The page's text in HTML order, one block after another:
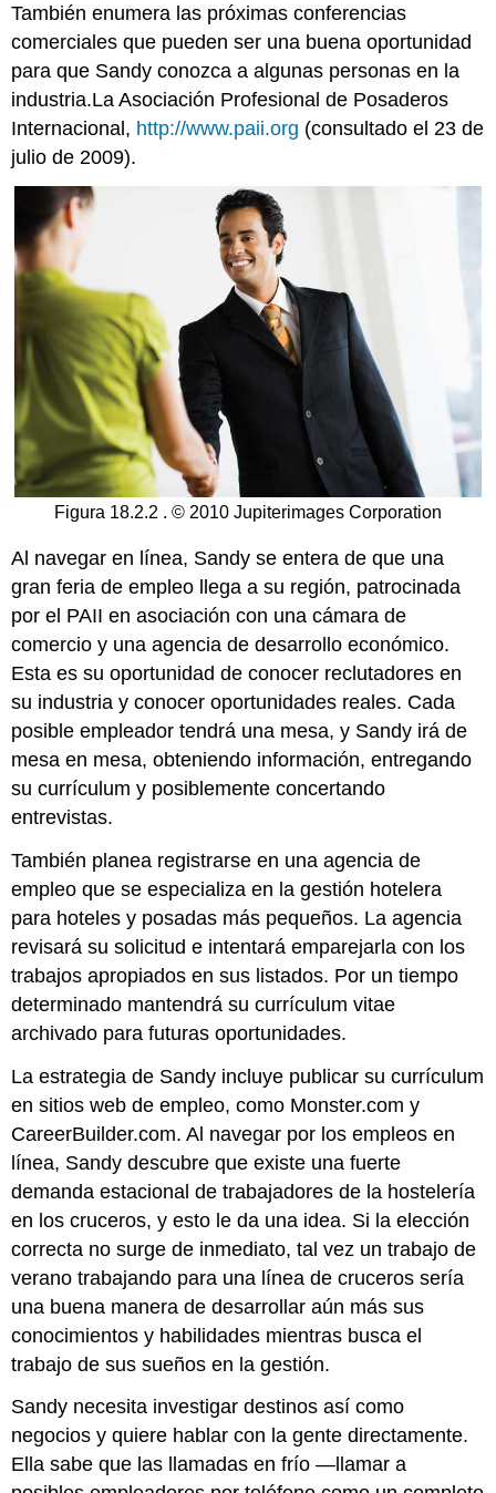
También enumera las próximas conferencias
comerciales que pueden ser una buena oportunidad
para que Sandy conozca a algunas personas en la
industria.La Asociación Profesional de Posaderos
Internacional, http://www.paii.org (consultado el 23 de
julio de 2009).
Figura 18.2.2 . © 2010 Jupiterimages Corporation
Al navegar en línea, Sandy se entera de que una
gran feria de empleo llega a su región, patrocinada
por el PAII en asociación con una cámara de
comercio y una agencia de desarrollo económico.
Esta es su oportunidad de conocer reclutadores en
su industria y conocer oportunidades reales. Cada
posible empleador tendrá una mesa, y Sandy irá de
mesa en mesa, obteniendo información, entregando
su currículum y posiblemente concertando
entrevistas.
También planea registrarse en una agencia de
empleo que se especializa en la gestión hotelera
para hoteles y posadas más pequeños. La agencia
revisará su solicitud e intentará emparejarla con los
trabajos apropiados en sus listados. Por un tiempo
determinado mantendrá su currículum vitae
archivado para futuras oportunidades.
La estrategia de Sandy incluye publicar su currículum
en sitios web de empleo, como Monster.com y
CareerBuilder.com. Al navegar por los empleos en
línea, Sandy descubre que existe una fuerte
demanda estacional de trabajadores de la hostelería
en los cruceros, y esto le da una idea. Si la elección
correcta no surge de inmediato, tal vez un trabajo de
verano trabajando para una línea de cruceros sería
una buena manera de desarrollar aún más sus
conocimientos y habilidades mientras busca el
trabajo de sus sueños en la gestión.
Sandy necesita investigar destinos así como
negocios y quiere hablar con la gente directamente.
Ella sabe que las llamadas en frío —llamar a